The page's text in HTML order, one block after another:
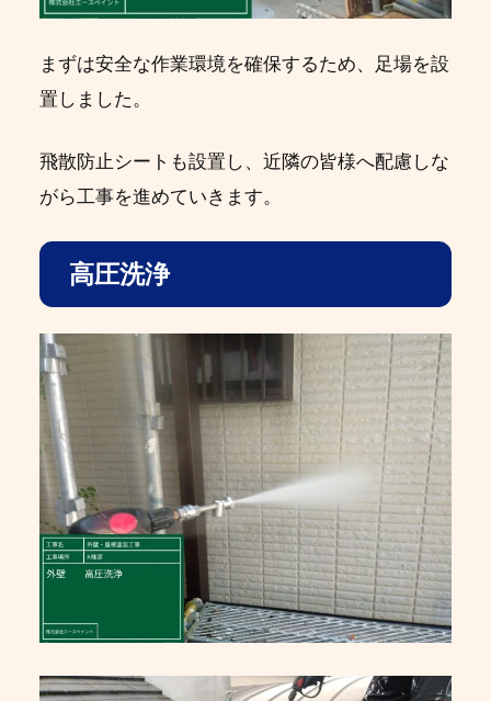
まずは安全な作業環境を確保するため、足場を設
置しました。
飛散防止シートも設置し、近隣の皆様へ配慮しな
がら工事を進めていきます。
高圧洗浄